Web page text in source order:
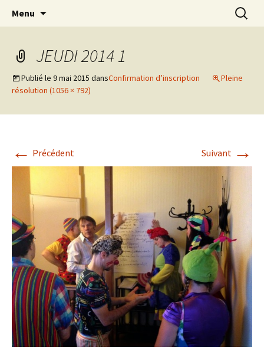
clowndesource
clown Ateliers stages Paris gestalt
Menu
JEUDI 2014 1
Publié le 9 mai 2015 dansConfirmation d’inscription
Pleine
résolution (1056 × 792)
← Précédent Suivant →